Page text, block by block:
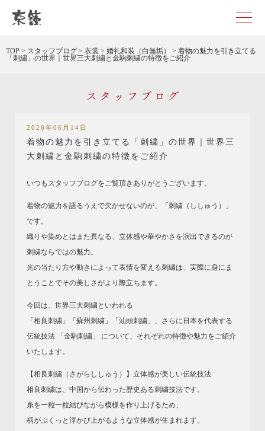
TOP > スタッフブログ > 衣裳 > 婚礼和装（白無垢） > 着物の魅力を引き立てる
「刺繍」の世界｜世界三大刺繍と金駒刺繍の特徴をご紹介
スタッフブログ
2026年06月14日
着物の魅力を引き立てる「刺繍」の世界｜世界三
大刺繍と金駒刺繍の特徴をご紹介
いつもスタッフブログをご覧頂きありがとうございます。
着物の魅力を語るうえで欠かせないのが、「刺繍（ししゅう）」
です。
織りや染めとはまた異なる、立体感や華やかさを演出できるのが
刺繍ならではの魅力。
光の当たり方や動きによって表情を変える刺繍は、実際に身にま
とうことでその美しさがより際立ちます。
今回は、世界三大刺繍といわれる
「相良刺繍」「蘇州刺繍」「汕頭刺繍」、さらに日本を代表する
伝統技法 「金駒刺繍」 について、それぞれの特徴や魅力をご紹介
いたします。
【相良刺繍（さがらししゅう）】立体感が美しい伝統技法
相良刺繍は、中国から伝わった歴史ある刺繍技法です。
糸を一粒一粒結びながら模様を作り上げるため、
柄がぷくっと浮かび上がるような立体感が生まれます。